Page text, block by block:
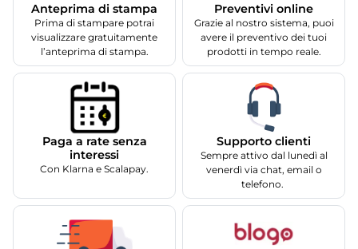
Anteprima di stampa
Prima di stampare potrai
visualizzare gratuitamente
l’anteprima di stampa.
Preventivi online
Grazie al nostro sistema, puoi
avere il preventivo dei tuoi
prodotti in tempo reale.
Paga a rate senza
interessi
Con Klarna e Scalapay.
Supporto clienti
Sempre attivo dal lunedì al
venerdì via chat, email o
telefono.